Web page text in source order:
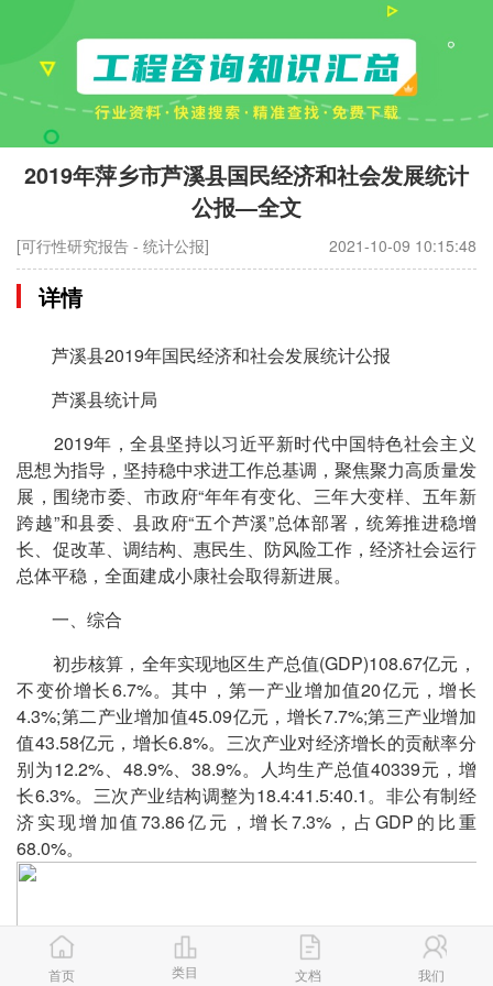
2019年萍乡市芦溪县国民经济和社会发展统计
公报—全文
[可行性研究报告 - 统计公报] 2021-10-09 10:15:48
详情
芦溪县2019年国民经济和社会发展统计公报
芦溪县统计局
2019年，全县坚持以习近平新时代中国特色社会主义
思想为指导，坚持稳中求进工作总基调，聚焦聚力高质量发
展，围绕市委、市政府“年年有变化、三年大变样、五年新
跨越”和县委、县政府“五个芦溪”总体部署，统筹推进稳增
长、促改革、调结构、惠民生、防风险工作，经济社会运行
总体平稳，全面建成小康社会取得新进展。
一、综合
初步核算，全年实现地区生产总值(GDP)108.67亿元，
不变价增长6.7%。其中，第一产业增加值20亿元，增长
4.3%;第二产业增加值45.09亿元，增长7.7%;第三产业增加
值43.58亿元，增长6.8%。三次产业对经济增长的贡献率分
别为12.2%、48.9%、38.9%。人均生产总值40339元，增
长6.3%。三次产业结构调整为18.4:41.5:40.1。非公有制经
济实现增加值73.86亿元，增长7.3%，占GDP的比重
68.0%。
首页 类目 文档 我们